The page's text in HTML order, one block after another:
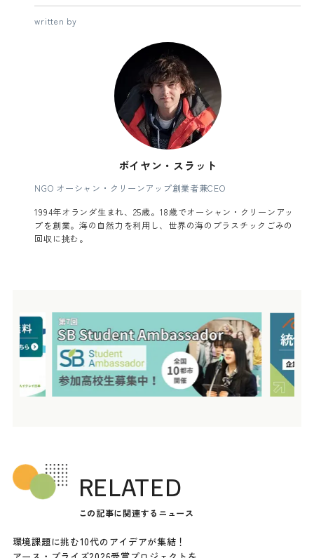
written by
ボイヤン・スラット
NGO オーシャン・クリーンアップ創業者兼CEO
1994年オランダ生まれ、25歳。18歳でオーシャン・クリーンアッ
プを創業。海の自然力を利用し、世界の海のプラスチックごみの
回収に挑む。
RELATED
この記事に関連するニュース
環境課題に挑む10代のアイデアが集結！